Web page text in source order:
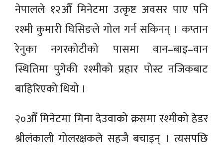
नेपालले १२औँ मिनेटमा उत्कृष्ट अवसर पाए पनि
रश्मी कुमारी घिसिङले गोल गर्न सकिनन् । कप्तान
रेनुका नगरकोटीको पासमा वान–बाइ–वान
स्थितिमा पुगेकी रश्मीको प्रहार पोस्ट नजिकबाट
बाहिरिएको थियो ।
२०औँ मिनेटमा मिना देउवाको क्रसमा रश्मीको हेडर
श्रीलंकाली गोलरक्षकले सहजै बचाइन् । त्यसपछि